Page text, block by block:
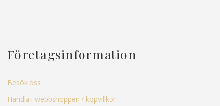
Företagsinformation
Besök oss
Handla i webbshoppen / köpvillkor